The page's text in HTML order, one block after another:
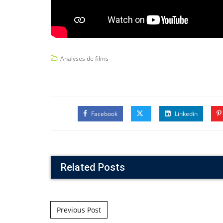
Analyses de films
Facebook Linkedin
Related Posts
Post navigation
Previous Post